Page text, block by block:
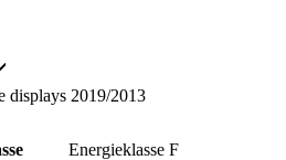
displays 2019/2013
Energieklasse F